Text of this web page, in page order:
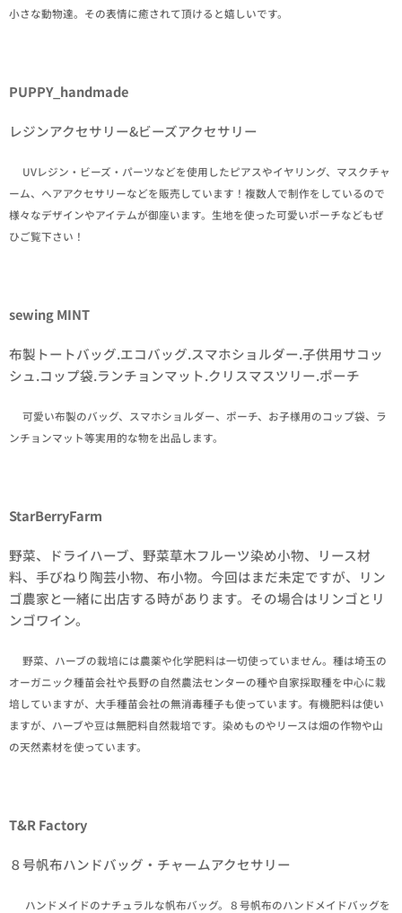
小さな動物達。その表情に癒されて頂けると嬉しいです。
PUPPY_handmade
レジンアクセサリー&ビーズアクセサリー
✒UVレジン・ビーズ・パーツなどを使用したピアスやイヤリング、マスクチャ
ーム、ヘアアクセサリーなどを販売しています！複数人で制作をしているので
様々なデザインやアイテムが御座います。生地を使った可愛いポーチなどもぜ
ひご覧下さい！
sewing MINT
布製トートバッグ.エコバッグ.スマホショルダー.子供用サコッ
シュ.コップ袋.ランチョンマット.クリスマスツリー.ポーチ
✒可愛い布製のバッグ、スマホショルダー、ポーチ、お子様用のコップ袋、ラ
ンチョンマット等実用的な物を出品します。
StarBerryFarm
野菜、ドライハーブ、野菜草木フルーツ染め小物、リース材
料、手びねり陶芸小物、布小物。今回はまだ未定ですが、リン
ゴ農家と一緒に出店する時があります。その場合はリンゴとリ
ンゴワイン。
✒野菜、ハーブの栽培には農薬や化学肥料は一切使っていません。種は埼玉の
オーガニック種苗会社や長野の自然農法センターの種や自家採取種を中心に栽
培していますが、大手種苗会社の無消毒種子も使っています。有機肥料は使い
ますが、ハーブや豆は無肥料自然栽培です。染めものやリースは畑の作物や山
の天然素材を使っています。
T&R Factory
８号帆布ハンドバッグ・チャームアクセサリー
✒ハンドメイドのナチュラルな帆布バッグ。８号帆布のハンドメイドバッグを